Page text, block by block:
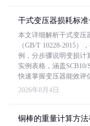
干式变压器损耗标
本文详细解析干式变压
（GB/T 10228-2015）
例，分步骤说明变损计
实例表格，涵盖
快速掌握变压器能效评
2026年8月4日
铜棒的重量计算方